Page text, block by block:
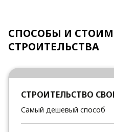
СПОСОБЫ И
СТРОИТЕЛЬСТВА
СТРОИТЕЛЬСТВО
Самый дешевый способ